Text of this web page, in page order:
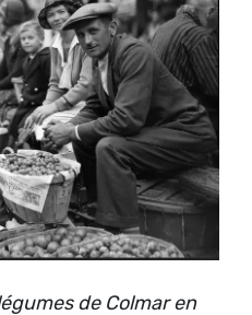
de Colmar en